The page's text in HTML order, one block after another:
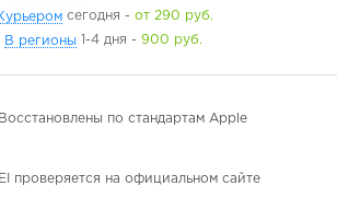
сегодня - от 290 руб.
В регионы
1-4 дня - 900 руб.
Восстановлены по стандартам Apple
проверяется на официальном сайте